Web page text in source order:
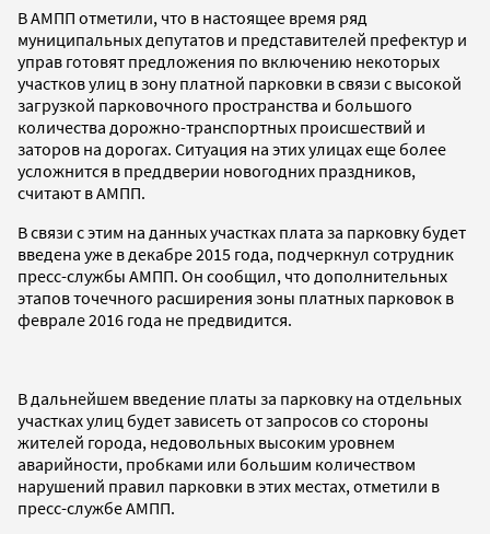
В АМПП отметили, что в настоящее время ряд
муниципальных депутатов и представителей префектур и
управ готовят предложения по включению некоторых
участков улиц в зону платной парковки в связи с высокой
загрузкой парковочного пространства и большого
количества дорожно-транспортных происшествий и
заторов на дорогах. Ситуация на этих улицах еще более
усложнится в преддверии новогодних праздников,
считают в АМПП.
В связи с этим на данных участках плата за парковку будет
введена уже в декабре 2015 года, подчеркнул сотрудник
пресс-службы АМПП. Он сообщил, что дополнительных
этапов точечного расширения зоны платных парковок в
феврале 2016 года не предвидится.
В дальнейшем введение платы за парковку на отдельных
участках улиц будет зависеть от запросов со стороны
жителей города, недовольных высоким уровнем
аварийности, пробками или большим количеством
нарушений правил парковки в этих местах, отметили в
пресс-службе АМПП.